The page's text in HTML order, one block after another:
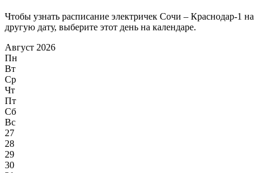
Чтобы узнать расписание электричек Сочи – Краснодар-1 на
другую дату, выберите этот день на календаре.
Август 2026
Пн
Вт
Ср
Чт
Пт
Сб
Вс
27
28
29
30